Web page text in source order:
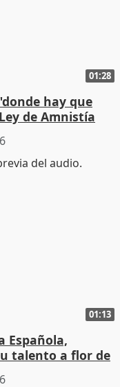
01:28
hay que
de Amnistía
01:13
Española,
talento a flor de